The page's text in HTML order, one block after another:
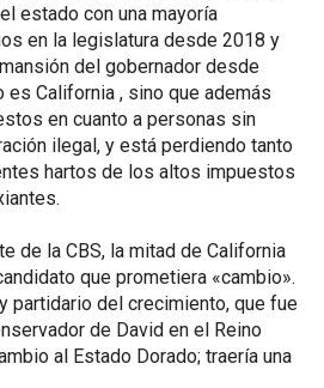
estado con una mayoría
en la legislatura desde 2018 y
del gobernador desde
es California , sino que además
en cuanto a personas sin
ilegal, y está perdiendo tanto
hartos de los altos impuestos
de la CBS, la mitad de California
que prometiera «cambio».
partidario del crecimiento, que fue
de David en el Reino
al Estado Dorado; traería una